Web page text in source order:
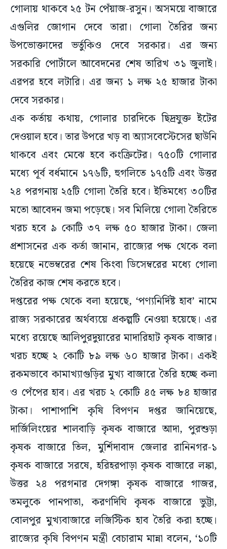
গোলায় থাকবে ২৫ টন পেঁয়াজ-রসুন। অসময়ে বাজারে
এগুলির জোগান দেবে তারা। গোলা তৈরির জন্য
উপভোক্তাদের ভর্তুকিও দেবে সরকার। এর জন্য
সরকারি পোর্টালে আবেদনের শেষ তারিখ ৩১ জুলাই।
এরপর হবে লটারি। এর জন্য ১ লক্ষ ২৫ হাজার টাকা
দেবে সরকার।
এক কর্তায় কথায়, গোলার চারদিকে ছিদ্রযুক্ত ইটের
দেওয়াল হবে। তার উপরে খড় বা অ্যাসবেস্টেসের ছাউনি
থাকবে এবং মেঝে হবে কংক্রিটের। ৭৫০টি গোলার
মধ্যে পূর্ব বর্ধমানে ১৭৬টি, হুগলিতে ১৭৫টি এবং উত্তর
২৪ পরগনায় ২৫টি গোলা তৈরি হবে। ইতিমধ্যে ৩০টির
মতো আবেদন জমা পড়েছে। সব মিলিয়ে গোলা তৈরিতে
খরচ হবে ৯ কোটি ৩৭ লক্ষ ৫০ হাজার টাকা। জেলা
প্রশাসনের এক কর্তা জানান, রাজ্যের পক্ষ থেকে বলা
হয়েছে নভেম্বরের শেষ কিংবা ডিসেম্বরের মধ্যে গোলা
তৈরির কাজ শেষ করতে হবে।
দপ্তরের পক্ষ থেকে বলা হয়েছে, ‘পণ্যনির্দিষ্ট হাব’ নামে
রাজ্য সরকারের অর্থব্যয়ে প্রকল্পটি নেওয়া হয়েছে। এর
মধ্যে রয়েছে আলিপুরদুয়ারের মাদারিহাট কৃষক বাজার।
খরচ হচ্ছে ২ কোটি ৮৯ লক্ষ ৬০ হাজার টাকা। একই
রকমভাবে কামাখ্যাগুড়ির মুখ্য বাজারে তৈরি হচ্ছে কলা
ও পেঁপের হাব। এর খরচ ২ কোটি ৪৫ লক্ষ ৮৪ হাজার
টাকা। পাশাপাশি কৃষি বিপণন দপ্তর জানিয়েছে,
দার্জিলিংয়ের শালবাড়ি কৃষক বাজারে আদা, পুরশুড়া
কৃষক বাজারে তিল, মুর্শিদাবাদ জেলার রানিনগর-১
কৃষক বাজারে সরষে, হরিহরপাড়া কৃষক বাজারে লঙ্কা,
উত্তর ২৪ পরগনার দেগঙ্গা কৃষক বাজারে গাজর,
তমলুকে পানপাতা, করণদিঘি কৃষক বাজারে ভুট্টা,
বোলপুর মুখ্যবাজারে লজিস্টিক হাব তৈরি করা হচ্ছে।
রাজ্যের কৃষি বিপণন মন্ত্রী বেচারাম মান্না বলেন, ‘১০টি